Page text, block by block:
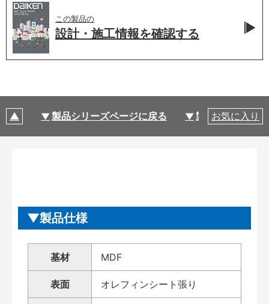
この製品の
設計・施工情報を確認する
製品シリーズページに戻る 製品仕様
お気に入り
製品仕様
基材 MDF
表面 オレフィンシート張り